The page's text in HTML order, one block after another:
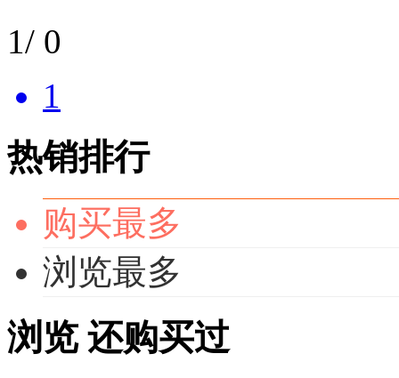
1/ 0
1
热销排行
购买最多
浏览最多
浏览 还购买过